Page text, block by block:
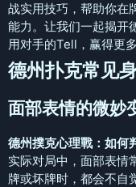
战实用技巧，帮助你在
能力。让我们一起揭开
用对手的Tell，赢得更
德州扑克常见
面部表情的微妙
德州撲克心理戰：如何
实际对局中，面部表情
牌或坏牌时，都会不自